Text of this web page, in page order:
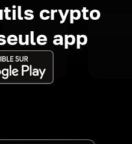
crypto
app